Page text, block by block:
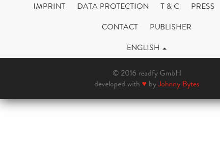
IMPRINT DATA PROTECTION T & C
PRESS
CONTACT
PUBLISHER
ENGLISH
© 2016 readfy GmbH
developed with ♥ byJohnny Bytes